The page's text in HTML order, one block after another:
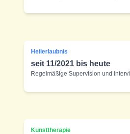
Heilerlaubnis
seit 11/2021 bis heute
Regelmäßige Supervision und
Kunsttherapie